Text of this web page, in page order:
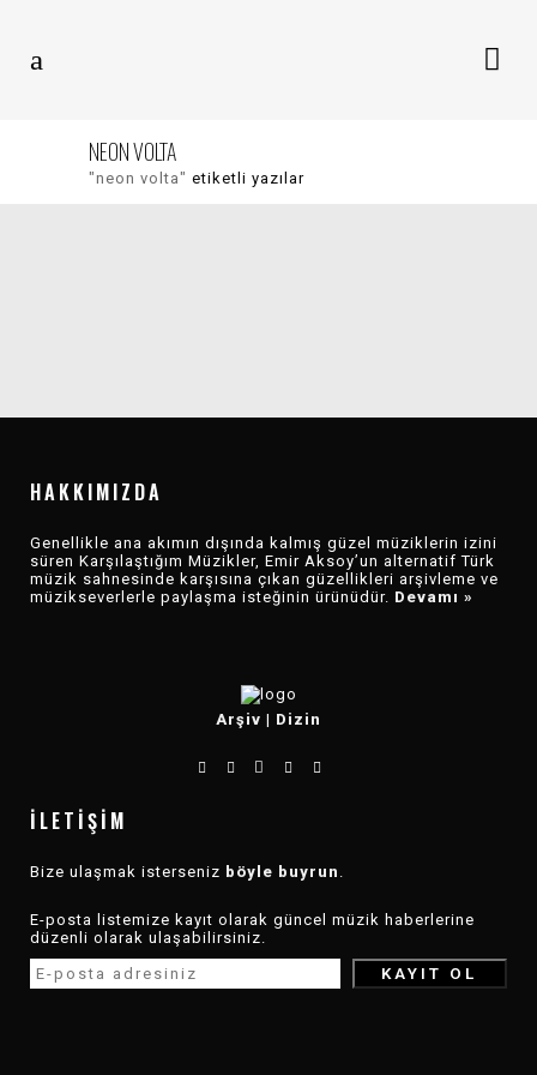
NEON VOLTA
"neon volta" etiketli yazılar
HAKKIMIZDA
Genellikle ana akımın dışında kalmış güzel müziklerin izini
süren Karşılaştığım Müzikler, Emir Aksoy’un alternatif Türk
müzik sahnesinde karşısına çıkan güzellikleri arşivleme ve
müzikseverlerle paylaşma isteğinin ürünüdür. Devamı »
Arşiv | Dizin
İLETIŞIM
Bize ulaşmak isterseniz böyle buyrun .
E-posta listemize kayıt olarak güncel müzik haberlerine
düzenli olarak ulaşabilirsiniz.